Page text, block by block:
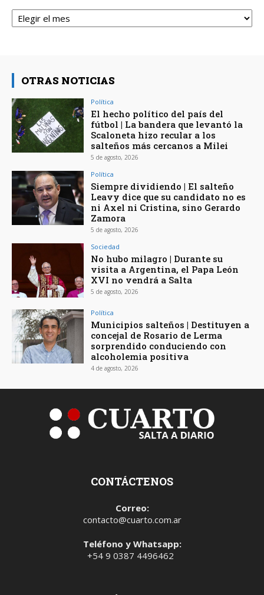
Archivos
OTRAS NOTICIAS
Política
El hecho político del país del
fútbol | La bandera que levantó la
Scaloneta hizo recular a los
salteños más cercanos a Milei
5 de agosto, 2026
Política
Siempre dividiendo | El salteño
Leavy dice que su candidato no es
ni Axel ni Cristina, sino Gerardo
Zamora
5 de agosto, 2026
Sociedad
No hubo milagro | Durante su
visita a Argentina, el Papa León
XVI no vendrá a Salta
5 de agosto, 2026
Política
Municipios salteños | Destituyen a
concejal de Rosario de Lerma
sorprendido conduciendo con
alcoholemia positiva
4 de agosto, 2026
CONTÁCTENOS
Correo:
contacto@cuarto.com.ar
Teléfono y Whatsapp:
+54 9 0387 4496462